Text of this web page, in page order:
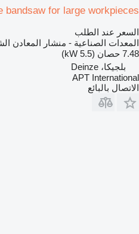
bandsaw for large workpieces
السعر عند الطلب
المعدات الصناعية - منشار المعادن
7.48 حصان (5.5 kW)
بلجيكا، Deinze
APT International
الاتصال بالبائع